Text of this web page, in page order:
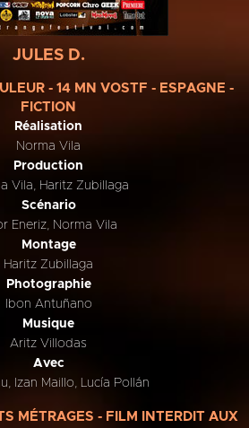
JULES D.
- 14 MN VOSTF - ESPAGNE -
FICTION
Réalisation
Norma Vila
Production
Vila, Haritz Zubillaga
Scénario
Eneriz, Norma Vila
Montage
Haritz Zubillaga
Photographie
Ibon Antuñano
Musique
Aritz Villodas
Avec
Izan Maillo, Lucía Pollán
MÉTRAGES - FILM INTERDIT AUX